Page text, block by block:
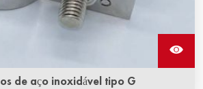
de aço inoxidável tipo G